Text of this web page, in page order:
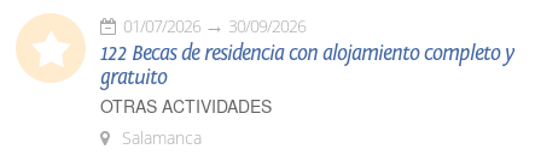
01/07/2026 30/09/2026
122 Becas de residencia con alojamiento completo y
gratuito
OTRAS ACTIVIDADES
Salamanca